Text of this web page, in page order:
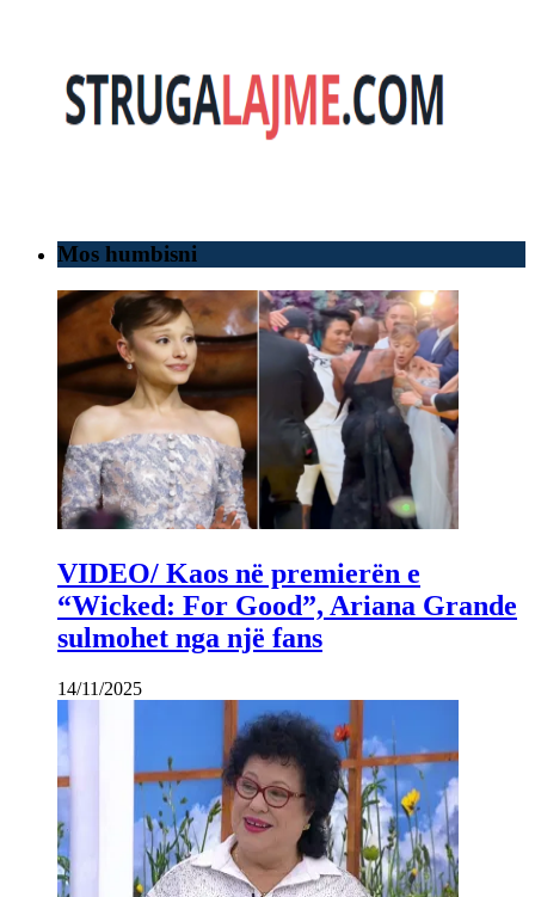
Mos humbisni
VIDEO/ Kaos në premierën e
“Wicked: For Good”, Ariana Grande
sulmohet nga një fans
14/11/2025